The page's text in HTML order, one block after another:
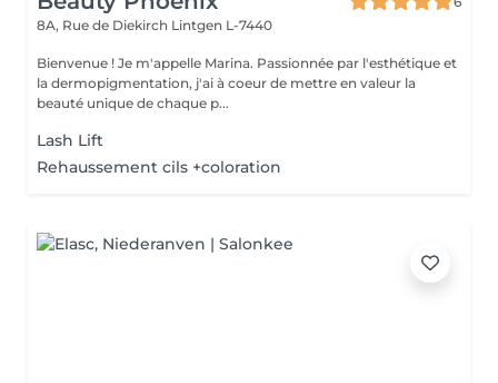
8A, Rue de Diekirch Lintgen L-7440
Bienvenue ! Je m'appelle Marina. Passionnée par l'esthétique et
la dermopigmentation, j'ai à coeur de mettre en valeur la
beauté unique de chaque p...
Lash Lift
Rehaussement cils +coloration